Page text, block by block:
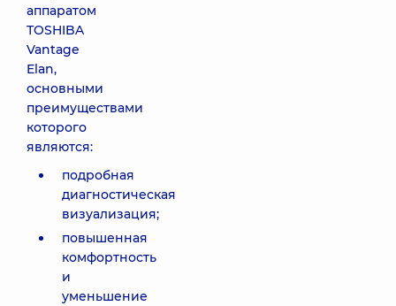
аппаратом
ТOSHIBA
Vantage
Elan,
основными
преимуществами
которого
являются:
подробная
диагностическая
визуализация;
повышенная
комфортность
и
уменьшение